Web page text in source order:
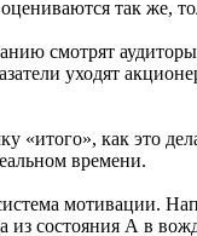
так же,
смотрят
уходят
«итого», как это
времени.
мотивации.
из состояния А в